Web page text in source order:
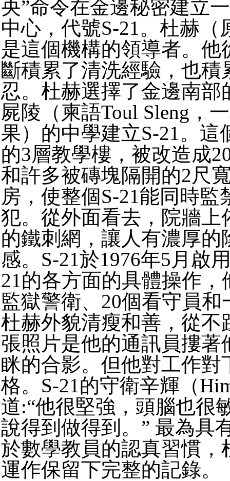
央”命令在金邊秘密建立
中心，代號S-21。杜赫（
是這個機構的領導者。他
斷積累了清洗經驗，也積
忍。杜赫選擇了金邊南部
屍陵（柬語Toul Sleng，
果）的中學建立S-21。這
的3層教學樓，被改造成
和許多被磚塊隔開的2尺
房，使整個S-21能同時監
犯。從外面看去，院牆上
的鐵刺網，讓人有濃厚的
感。S-21於1976年5月啟
21的各方面的具體操作，
監獄警衛、20個看守員和
杜赫外貌清瘦和善，從不
張照片是他的通訊員摟著
眯的合影。但他對工作對
格。S-21的守衛辛輝（
道:“他很堅強，頭腦也很
說得到做得到。” 最為具
於數學教員的認真習慣，
運作保留下完整的記錄。